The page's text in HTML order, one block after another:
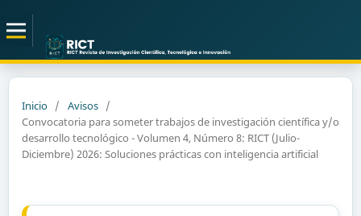
Inicio / Avisos /
Convocatoria para someter trabajos de investigación científica y/o
desarrollo tecnológico - Volumen 4, Número 8: RICT (Julio-
Diciembre) 2026: Soluciones prácticas con inteligencia artificial